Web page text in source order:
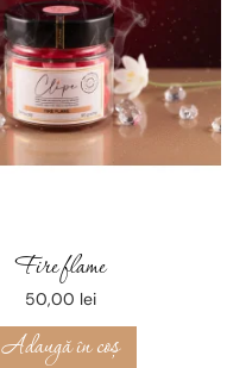
Fire flame
50,00 lei
Adaugă în coș